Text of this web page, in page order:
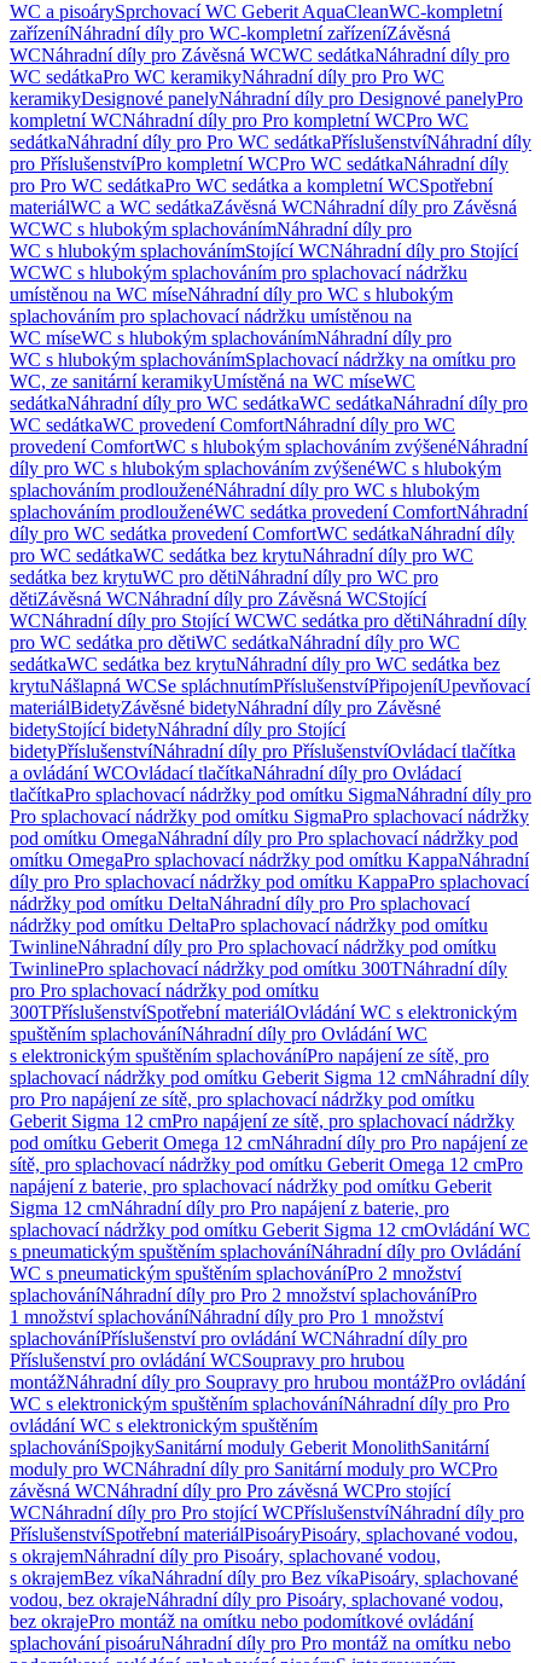
WC a pisoárySprchovací WC Geberit AquaCleanWC-kompletní
zařízeníNáhradní díly pro WC-kompletní zařízeníZávěsná
WCNáhradní díly pro Závěsná WCWC sedátkaNáhradní díly pro
WC sedátkaPro WC keramikyNáhradní díly pro Pro WC
keramikyDesignové panelyNáhradní díly pro Designové panelyPro
kompletní WCNáhradní díly pro Pro kompletní WCPro WC
sedátkaNáhradní díly pro Pro WC sedátkaPříslušenstvíNáhradní díly
pro PříslušenstvíPro kompletní WCPro WC sedátkaNáhradní díly
pro Pro WC sedátkaPro WC sedátka a kompletní WCSpotřební
materiálWC a WC sedátkaZávěsná WCNáhradní díly pro Závěsná
WCWC s hlubokým splachovánímNáhradní díly pro
WC s hlubokým splachovánímStojící WCNáhradní díly pro Stojící
WCWC s hlubokým splachováním pro splachovací nádržku
umístěnou na WC míseNáhradní díly pro WC s hlubokým
splachováním pro splachovací nádržku umístěnou na
WC míseWC s hlubokým splachovánímNáhradní díly pro
WC s hlubokým splachovánímSplachovací nádržky na omítku pro
WC, ze sanitární keramikyUmístěná na WC míseWC
sedátkaNáhradní díly pro WC sedátkaWC sedátkaNáhradní díly pro
WC sedátkaWC provedení ComfortNáhradní díly pro WC
provedení ComfortWC s hlubokým splachováním zvýšenéNáhradní
díly pro WC s hlubokým splachováním zvýšenéWC s hlubokým
splachováním prodlouženéNáhradní díly pro WC s hlubokým
splachováním prodlouženéWC sedátka provedení ComfortNáhradní
díly pro WC sedátka provedení ComfortWC sedátkaNáhradní díly
pro WC sedátkaWC sedátka bez krytuNáhradní díly pro WC
sedátka bez krytuWC pro dětiNáhradní díly pro WC pro
dětiZávěsná WCNáhradní díly pro Závěsná WCStojící
WCNáhradní díly pro Stojící WCWC sedátka pro dětiNáhradní díly
pro WC sedátka pro dětiWC sedátkaNáhradní díly pro WC
sedátkaWC sedátka bez krytuNáhradní díly pro WC sedátka bez
krytuNášlapná WCSe spláchnutímPříslušenstvíPřipojeníUpevňovací
materiálBidetyZávěsné bidetyNáhradní díly pro Závěsné
bidetyStojící bidetyNáhradní díly pro Stojící
bidetyPříslušenstvíNáhradní díly pro PříslušenstvíOvládací tlačítka
a ovládání WCOvládací tlačítkaNáhradní díly pro Ovládací
tlačítkaPro splachovací nádržky pod omítku SigmaNáhradní díly pro
Pro splachovací nádržky pod omítku SigmaPro splachovací nádržky
pod omítku OmegaNáhradní díly pro Pro splachovací nádržky pod
omítku OmegaPro splachovací nádržky pod omítku KappaNáhradní
díly pro Pro splachovací nádržky pod omítku KappaPro splachovací
nádržky pod omítku DeltaNáhradní díly pro Pro splachovací
nádržky pod omítku DeltaPro splachovací nádržky pod omítku
TwinlineNáhradní díly pro Pro splachovací nádržky pod omítku
TwinlinePro splachovací nádržky pod omítku 300TNáhradní díly
pro Pro splachovací nádržky pod omítku
300TPříslušenstvíSpotřební materiálOvládání WC s elektronickým
spuštěním splachováníNáhradní díly pro Ovládání WC
s elektronickým spuštěním splachováníPro napájení ze sítě, pro
splachovací nádržky pod omítku Geberit Sigma 12 cmNáhradní díly
pro Pro napájení ze sítě, pro splachovací nádržky pod omítku
Geberit Sigma 12 cmPro napájení ze sítě, pro splachovací nádržky
pod omítku Geberit Omega 12 cmNáhradní díly pro Pro napájení ze
sítě, pro splachovací nádržky pod omítku Geberit Omega 12 cmPro
napájení z baterie, pro splachovací nádržky pod omítku Geberit
Sigma 12 cmNáhradní díly pro Pro napájení z baterie, pro
splachovací nádržky pod omítku Geberit Sigma 12 cmOvládání WC
s pneumatickým spuštěním splachováníNáhradní díly pro Ovládání
WC s pneumatickým spuštěním splachováníPro 2 množství
splachováníNáhradní díly pro Pro 2 množství splachováníPro
1 množství splachováníNáhradní díly pro Pro 1 množství
splachováníPříslušenství pro ovládání WCNáhradní díly pro
Příslušenství pro ovládání WCSoupravy pro hrubou
montážNáhradní díly pro Soupravy pro hrubou montážPro ovládání
WC s elektronickým spuštěním splachováníNáhradní díly pro Pro
ovládání WC s elektronickým spuštěním
splachováníSpojkySanitární moduly Geberit MonolithSanitární
moduly pro WCNáhradní díly pro Sanitární moduly pro WCPro
závěsná WCNáhradní díly pro Pro závěsná WCPro stojící
WCNáhradní díly pro Pro stojící WCPříslušenstvíNáhradní díly pro
PříslušenstvíSpotřební materiálPisoáryPisoáry, splachované vodou,
s okrajemNáhradní díly pro Pisoáry, splachované vodou,
s okrajemBez víkaNáhradní díly pro Bez víkaPisoáry, splachované
vodou, bez okrajeNáhradní díly pro Pisoáry, splachované vodou,
bez okrajePro montáž na omítku nebo podomítkové ovládání
splachování pisoáruNáhradní díly pro Pro montáž na omítku nebo